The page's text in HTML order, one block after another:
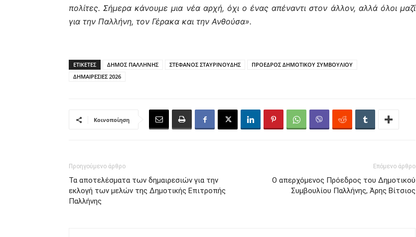
πολίτες. Σήμερα κάνουμε μια νέα αρχή, όχι ο ένας απέναντι στον άλλον, αλλά όλοι μαζί
για την Παλλήνη, τον Γέρακα και την Ανθούσα».
ΕΤΙΚΕΤΕΣ ΔΗΜΟΣ ΠΑΛΛΗΝΗΣ ΣΤΕΦΑΝΟΣ ΣΤΑΥΡΙΝΟΥΔΗΣ
ΠΡΟΕΔΡΟΣ ΔΗΜΟΤΙΚΟΥ ΣΥΜΒΟΥΛΙΟΥ
ΔΗΜΑΙΡΕΣΙΕΣ 2026
Κοινοποίηση
Προηγούμενο άρθρο
Τα αποτελέσματα των δημαιρεσιών για την
εκλογή των μελών της Δημοτικής Επιτροπής
Παλλήνης
Επόμενο άρθρο
Ο απερχόμενος Πρόεδρος του Δημοτικού
Συμβουλίου Παλλήνης, Άρης Βίτσιος